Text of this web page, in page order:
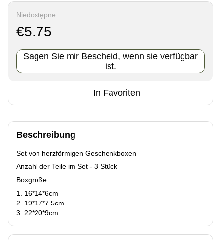
Niedostępne
€5.75
Sagen Sie mir Bescheid, wenn sie verfügbar
ist.
In Favoriten
Beschreibung
Set von herzförmigen Geschenkboxen
Anzahl der Teile im Set - 3 Stück
Boxgröße:
1. 16*14*6cm
2. 19*17*7.5cm
3. 22*20*9cm